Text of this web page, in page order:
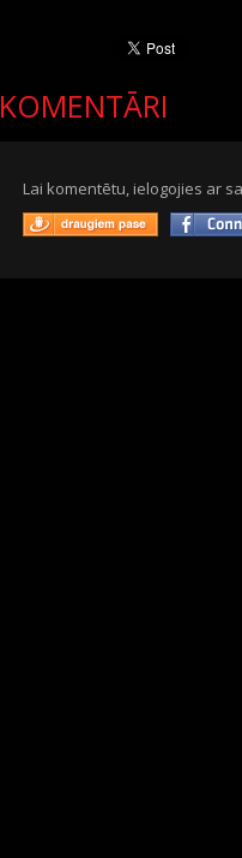
KOMENTĀRI
Lai komentētu, ielogojies ar